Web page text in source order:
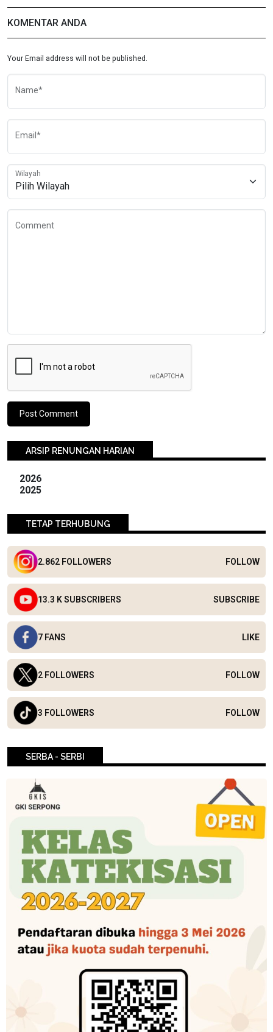
KOMENTAR ANDA
Your Email address will not be published.
Name*
Email*
Wilayah
Comment
ARSIP RENUNGAN HARIAN
2026
2025
TETAP TERHUBUNG
2.862 FOLLOWERS FOLLOW
13.3 K SUBSCRIBERS SUBSCRIBE
7 FANS LIKE
2 FOLLOWERS FOLLOW
3 FOLLOWERS FOLLOW
SERBA - SERBI